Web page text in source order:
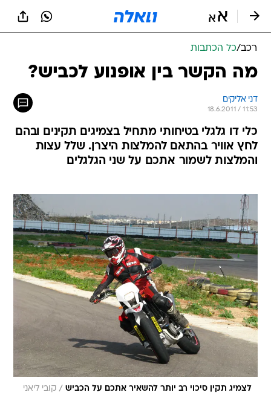
רכב/כל הכתבות
מה הקשר בין אופנוע לכביש?
דני אליקים
18.6.2011 / 11:53
כלי דו גלגלי בטיחותי מתחיל בצמיגים תקינים ובהם
לחץ אוויר בהתאם להמלצות היצרן. שלל עצות
והמלצות לשמור אתכם על שני הגלגלים
לצמיג תקין סיכוי רב יותר להשאיר אתכם על הכביש / קובי ליאני